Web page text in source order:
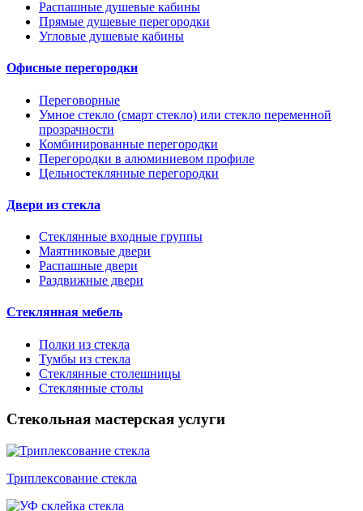
Распашные душевые кабины
Прямые душевые перегородки
Угловые душевые кабины
Офисные перегородки
Переговорные
Умное стекло (смарт стекло) или стекло переменной
прозрачности
Комбинированные перегородки
Перегородки в алюминиевом профиле
Цельностеклянные перегородки
Двери из стекла
Стеклянные входные группы
Маятниковые двери
Распашные двери
Раздвижные двери
Стеклянная мебель
Полки из стекла
Тумбы из стекла
Стеклянные столешницы
Стеклянные столы
Стекольная мастерская услуги
Триплексование стекла